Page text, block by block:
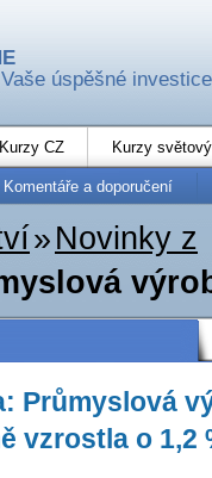
úspěšné investice
Kurzy CZ Kurzy
Komentáře a doporučení
» Novinky z
Průmyslová
vzrostla o 1,2